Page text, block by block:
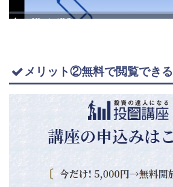
メリット②無料で閲覧できる